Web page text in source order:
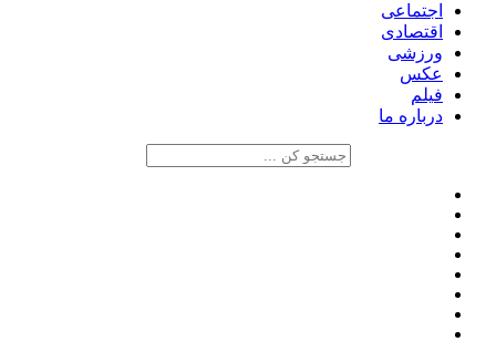
اجتماعی
اقتصادی
ورزشی
عکس
فیلم
درباره ما